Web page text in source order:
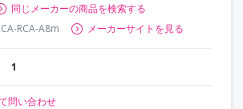
同じメーカーの商品を検索する
RCA-A8m メーカーサイトを見る
1
問い合わせ